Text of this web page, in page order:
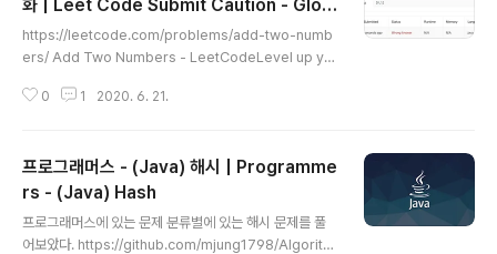
화 | Leet Code Submit Caution - Glob
al Variable Initialization
https://leetcode.com/problems/add-two-numb
ers/ Add Two Numbers - LeetCodeLevel up yo
e best place to expand your knowledge and ge
가 문제지 했었다. 결론부터 말하자면 LeetCode에서 코
드를 제출할 때 static 변수를 사용하지 말자. 사용하더라
도 한번의 코드가 끝나면 static 변수를 초기화해주자pub
lic class Solution{ static int carry = 0..
0 1 2020. 6. 21.
프로그래머스 - (Java) 해시 | Programme
rs - (Java) Hash
프로그래머스에 있는 문제 분류별에 있는 해시 문제를 풀
어보았다. https://github.com/mjung1798/Algorith